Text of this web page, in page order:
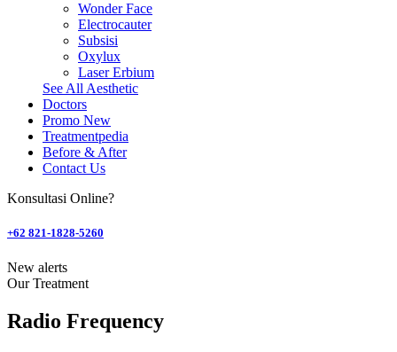
Wonder Face
Electrocauter
Subsisi
Oxylux
Laser Erbium
See All Aesthetic
Doctors
Promo New
Treatmentpedia
Before & After
Contact Us
Konsultasi Online?
+62 821-1828-5260
New alerts
Our Treatment
Radio Frequency